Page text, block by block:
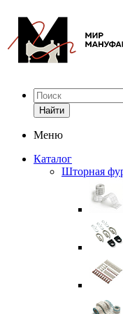
Найти
Меню
Каталог
Шторная